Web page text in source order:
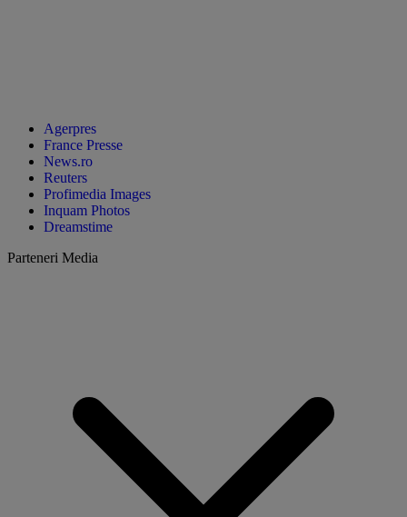
Agerpres
France Presse
News.ro
Reuters
Profimedia Images
Inquam Photos
Dreamstime
Parteneri Media